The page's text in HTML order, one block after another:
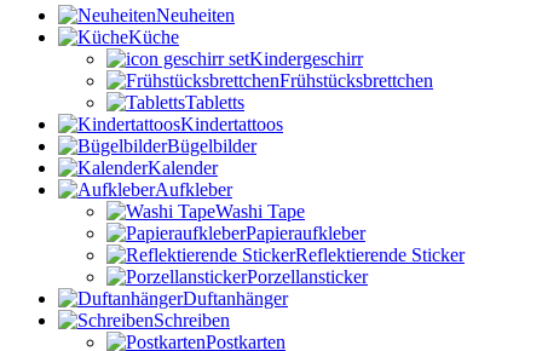
Neuheiten
Küche
Kindergeschirr
Frühstücksbrettchen
Tabletts
Kindertattoos
Bügelbilder
Kalender
Aufkleber
Washi Tape
Papieraufkleber
Reflektierende Sticker
Porzellansticker
Duftanhänger
Schreiben
Postkarten